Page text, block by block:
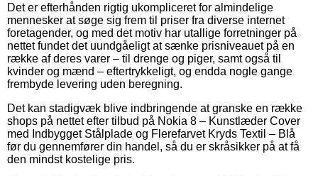
Det er efterhånden rigtig ukompliceret for almindelige
mennesker at søge sig frem til priser fra diverse internet
foretagender, og med det motiv har utallige forretninger på
nettet fundet det uundgåeligt at sænke prisniveauet på en
række af deres varer – til drenge og piger, samt også til
kvinder og mænd – eftertrykkeligt, og endda nogle gange
frembyde levering uden beregning.
Det kan stadigvæk blive indbringende at granske en række
shops på nettet efter tilbud på Nokia 8 – Kunstlæder Cover
med Indbygget Stålplade og Flerefarvet Kryds Textil – Blå
før du gennemfører din handel, så du er skråsikker på at få
den mindst kostelige pris.